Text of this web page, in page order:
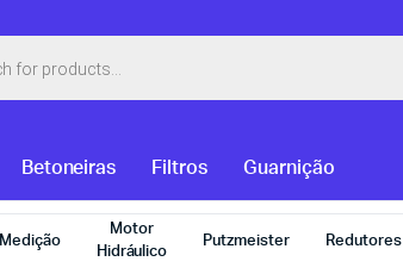
Medição
Motor
Hidráulico
Putzmeister Redutores
Betoneiras Filtros Guarnição